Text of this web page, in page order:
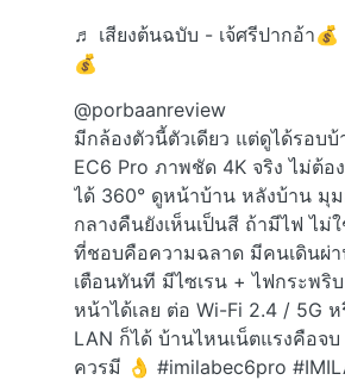
♬ เสียงต้นฉบับ - เจ้ศรีปากอ้า💰
💰
@porbaanreview
มีกล้องตัวนี้ตัวเดียว แต่ดูได้รอบบ้
EC6 Pro ภาพชัด 4K จริง ไม่ต้อ
ได้ 360° ดูหน้าบ้าน หลังบ้าน มุ
กลางคืนยังเห็นเป็นสี ถ้ามีไฟ ไม่
ที่ชอบคือความฉลาด มีคนเดินผ่า
เตือนทันที มีไซเรน + ไฟกระพริ
หน้าได้เลย ต่อ Wi-Fi 2.4 / 5G ห
LAN ก็ได้ บ้านไหนเน็ตแรงคือจ
ควรมี 👌 #imilabec6pro